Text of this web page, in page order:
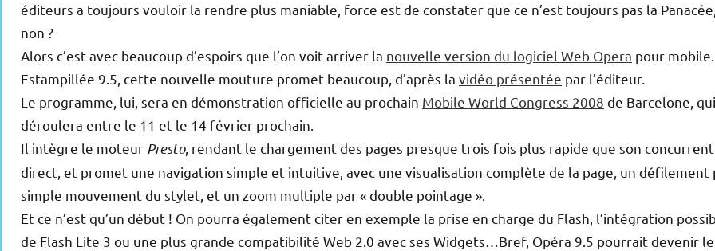
éditeurs a toujours vouloir la rendre plus maniable, force est de constater que ce n’est toujours pas la Panacée,
non ?
Alors c’est avec beaucoup d’espoirs que l’on voit arriver la nouvelle version du logiciel Web Opera pour mobile.
Estampillée 9.5, cette nouvelle mouture promet beaucoup, d’après la vidéo présentée par l’éditeur.
Le programme, lui, sera en démonstration officielle au prochain Mobile World Congress 2008 de Barcelone,
déroulera entre le 11 et le 14 février prochain.
Il intègre le moteur Presto, rendant le chargement des pages presque trois fois plus rapide que son concurrent
direct, et promet une navigation simple et intuitive, avec une visualisation complète de la page, un défilement
simple mouvement du stylet, et un zoom multiple par « double pointage ».
Et ce n’est qu’un début ! On pourra également citer en exemple la prise en charge du Flash, l’intégration
de Flash Lite 3 ou une plus grande compatibilité Web 2.0 avec ses Widgets…Bref, Opéra 9.5 pourrait devenir le